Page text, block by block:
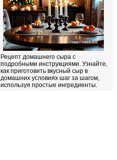
Рецепт домашнего сыра с
подробными инструкциями. Узнайте,
как приготовить вкусный сыр в
домашних условиях шаг за шагом,
используя простые ингредиенты.